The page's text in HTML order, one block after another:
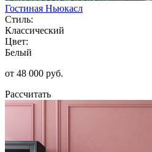
Гостиная Ньюкасл
Стиль:
Классический
Цвет:
Белый
от 48 000 руб.
Рассчитать